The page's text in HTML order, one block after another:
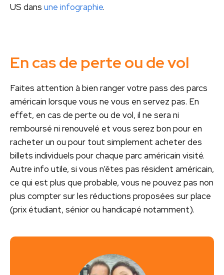
US dans une infographie.
En cas de perte ou de vol
Faites attention à bien ranger votre pass des parcs
américain lorsque vous ne vous en servez pas. En
effet, en cas de perte ou de vol, il ne sera ni
remboursé ni renouvelé et vous serez bon pour en
racheter un ou pour tout simplement acheter des
billets individuels pour chaque parc américain visité.
Autre info utile, si vous n’êtes pas résident américain,
ce qui est plus que probable, vous ne pouvez pas non
plus compter sur les réductions proposées sur place
(prix étudiant, sénior ou handicapé notamment).